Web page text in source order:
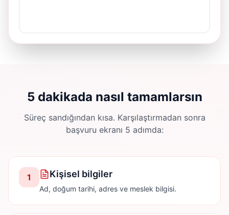
5 dakikada nasıl tamamlarsın
Süreç sandığından kısa. Karşılaştırmadan sonra
başvuru ekranı 5 adımda:
1 Kişisel bilgiler
Ad, doğum tarihi, adres ve meslek bilgisi.